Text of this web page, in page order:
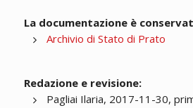
La documentazione è
Archivio di Stato di Prato
Redazione e revisione:
Pagliai Ilaria, 2017-11-30,